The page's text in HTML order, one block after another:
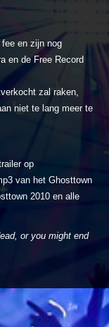
en zijn nog
en de Free Record
zal raken,
niet te lang meer te
op
van het Ghosttown
2010 en alle
or you might end